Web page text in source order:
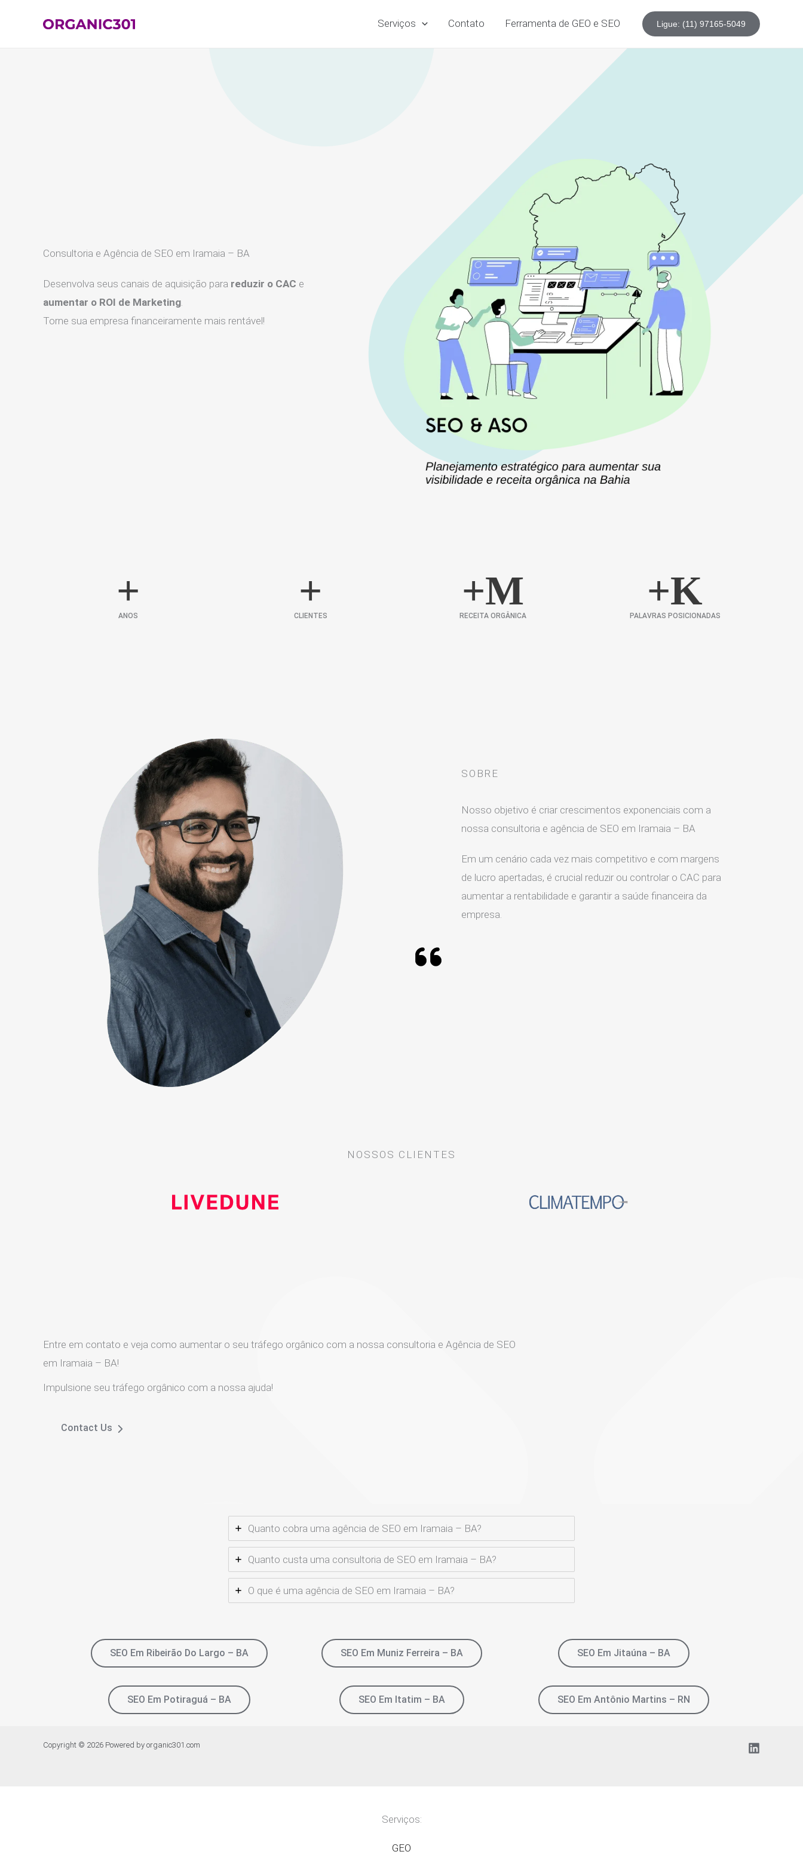
Serviços Contato Ferramenta de GEO e SEO Ligue: (11) 97165-5049
Consultoria e Agência de SEO em Iramaia – BA
Desenvolva seus canais de aquisição para reduzir o CAC e
aumentar o ROI de Marketing.
Torne sua empresa financeiramente mais rentável!
+
ANOS
+
CLIENTES
+M
RECEITA ORGÂNICA
+K
PALAVRAS POSICIONADAS
SOBRE
Nosso objetivo é criar crescimentos exponenciais com a
nossa consultoria e agência de SEO em Iramaia – BA
Em um cenário cada vez mais competitivo e com margens
de lucro apertadas, é crucial reduzir ou controlar o CAC para
aumentar a rentabilidade e garantir a saúde financeira da
empresa.
NOSSOS CLIENTES
Entre em contato e veja como aumentar o seu tráfego orgânico com a nossa consultoria e Agência de SEO
em Iramaia – BA!
Impulsione seu tráfego orgânico com a nossa ajuda!
Contact Us
Quanto cobra uma agência de SEO em Iramaia – BA?
Quanto custa uma consultoria de SEO em Iramaia – BA?
O que é uma agência de SEO em Iramaia – BA?
SEO Em Ribeirão Do Largo – BA SEO Em Muniz Ferreira – BA SEO Em Jitaúna – BA
SEO Em Potiraguá – BA SEO Em Itatim – BA SEO Em Antônio Martins – RN
Copyright © 2026 Powered by organic301.com
Serviços:
GEO